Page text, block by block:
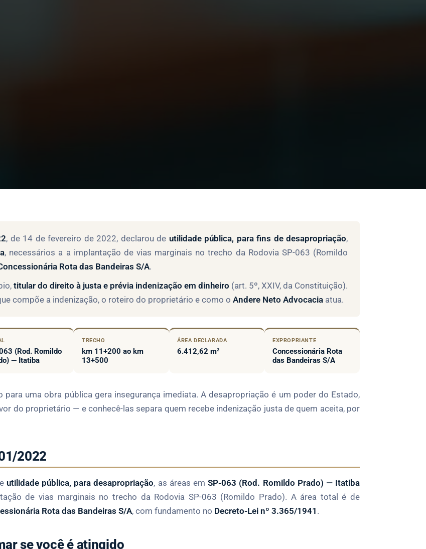
, de 14 de fevereiro de 2022, declarou de utilidade pública, para fins de desapropriação,
, necessários a a implantação de vias marginais no trecho da Rodovia SP-063 (Romildo
Rota das Bandeiras S/A.
titular do direito à justa e prévia indenização em dinheiro (art. 5º, XXIV, da Constituição).
compõe a indenização, o roteiro do proprietário e como o Andere Neto Advocacia atua.
(Rod. Romildo
— Itatiba
TRECHO
km 11+200 ao km
13+500
ÁREA DECLARADA
6.412,62 m²
EXPROPRIANTE
Concessionária Rota
das Bandeiras S/A
uma obra pública gera insegurança imediata. A desapropriação é um poder do Estado,
do proprietário — e conhecê-las separa quem recebe indenização justa de quem aceita, por
2022
utilidade pública, para desapropriação, as áreas emSP-063 (Rod. Romildo Prado) — Itatiba
de vias marginais no trecho da Rodovia SP-063 (Romildo Prado). A área total é de
Rota das Bandeiras S/A, com fundamento no Decreto-Lei nº 3.365/1941 .
se você é atingido